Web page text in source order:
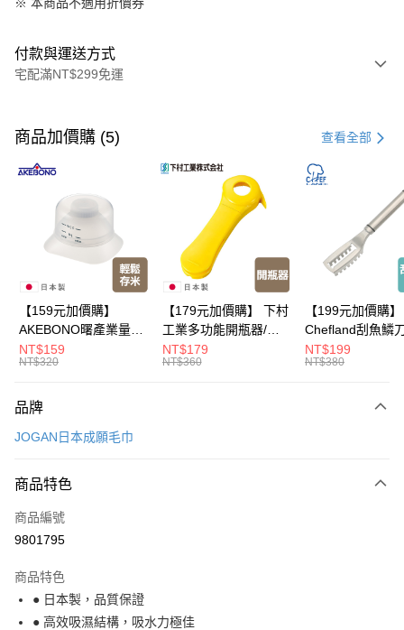
付款與運送方式
宅配滿NT$299免運
信用卡一次付款
超商取貨付款
LINE Pay
Apple Pay
Google Pay
全盈+PAY
大哥付你分期
【大哥付你分期使用說明】
2.付款方式選擇「大哥付你分期」，訂單成立後會自動跳轉到大哥付的交易
成交易。
3.實際核准額度、可分期數及費用金額請依後續交易確認頁面所載為準。
4.訂單成立30分鐘內，如未前往確認交易或遇審核未通過，訂單將自動取
消。如遇「轉專審核」未通過狀況，表示未達大哥付你分期系統評分，恕無
法說明評估內容。
1.分期款項不併入電信帳單，「大哥付你分期」於每月結算日後寄送繳費提
2.透過簡訊連結打開帳單後，可選擇「超商條碼／台灣大直營門市／銀行轉
帳／街口支付／iPASS MONEY」等通路繳費。
每筆NT$100，滿NT$499(含以上)免運費
每筆NT$100，滿NT$499(含以上)免運費
7-11取貨付款
商品加價購 (5) 查看全部
【159元加價購】
AKEBONO曙產業量米
杯漏斗組(白)/量米杯/
米桶/量米用具/任二件8
NT$159
NT$320
【179元加價購】 下村
工業多功能開瓶器/開
瓶器/餐廚用品/料理道
具/任二件8折
NT$179
NT$360
【199元加價購】
Chefland刮魚鱗
魚鱗器/廚房用品/
道具/任二件8折
NT$199
NT$380
品牌
JOGAN日本成願毛巾
商品特色
商品編號
9801795
商品特色
● 日本製，品質保證
● 高效吸濕結構，吸水力極佳